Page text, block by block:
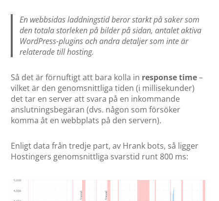
En webbsidas laddningstid beror starkt på saker som
den totala storleken på bilder på sidan, antalet aktiva
WordPress-plugins och andra detaljer som inte är
relaterade till hosting.
Så det är förnuftigt att bara kolla in response time–
vilket är den genomsnittliga tiden (i millisekunder)
det tar en server att svara på en inkommande
anslutningsbegäran (dvs. någon som försöker
komma åt en webbplats på den servern).
Enligt data från tredje part, av Hrank bots, så ligger
Hostingers genomsnittliga svarstid runt 800 ms: